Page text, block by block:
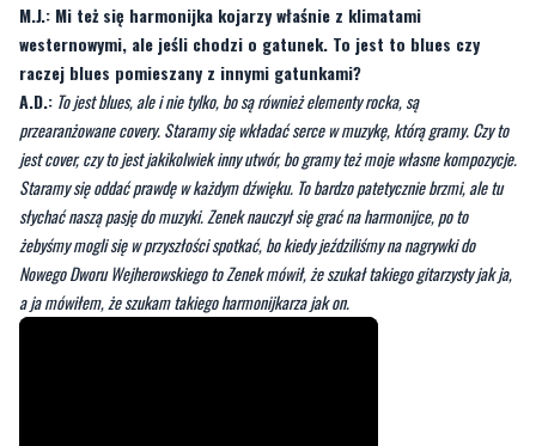
M.J.: Mi też się harmonijka kojarzy właśnie z klimatami
westernowymi, ale jeśli chodzi o gatunek. To jest to blues czy
raczej blues pomieszany z innymi gatunkami?
A.D.: To jest blues, ale i nie tylko, bo są również elementy rocka, są
przearanżowane covery. Staramy się wkładać serce w muzykę, którą gramy. Czy to
jest cover, czy to jest jakikolwiek inny utwór, bo gramy też moje własne kompozycje.
Staramy się oddać prawdę w każdym dźwięku. To bardzo patetycznie brzmi, ale tu
słychać naszą pasję do muzyki. Zenek nauczył się grać na harmonijce, po to
żebyśmy mogli się w przyszłości spotkać, bo kiedy jeździliśmy na nagrywki do
Nowego Dworu Wejherowskiego to Zenek mówił, że szukał takiego gitarzysty jak ja,
a ja mówiłem, że szukam takiego harmonijkarza jak on.